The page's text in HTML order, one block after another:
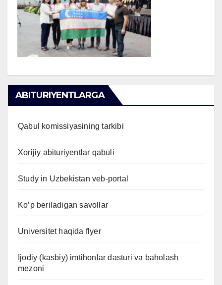
ABITURIYENTLARGA
Qabul komissiyasining tarkibi
Xorijiy abituriyentlar qabuli
Study in Uzbekistan veb-portal
Ko’p beriladigan savollar
Universitet haqida flyer
Ijodiy (kasbiy) imtihonlar dasturi va baholash
mezoni